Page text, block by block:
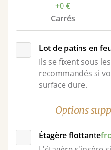
+0 €
Carrés
Lot de patins en
Ils se fixent sous
recommandés si
surface dure.
Options
Étagère flottante